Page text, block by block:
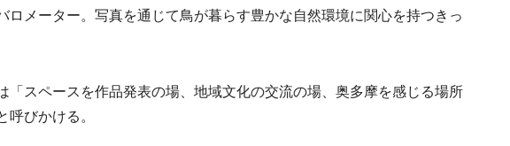
メーター。写真を通じて鳥が暮らす豊かな自然環境に関心を持つきっ
スペースを作品発表の場、地域文化の交流の場、奥多摩を感じる場所
びかける。